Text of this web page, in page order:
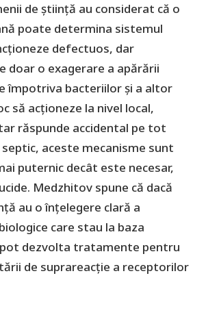
de știință au considerat că o
poate determina sistemul
defectuos, dar
doar o exagerare a apărării
împotriva bacteriilor și a altor
să acționeze la nivel local,
răspunde accidental pe tot
aceste mecanisme sunt
puternic decât este necesar,
Medzhitov spune că dacă
au o înțelegere clară a
care stau la baza
dezvolta tratamente pentru
de suprareacție a receptorilor